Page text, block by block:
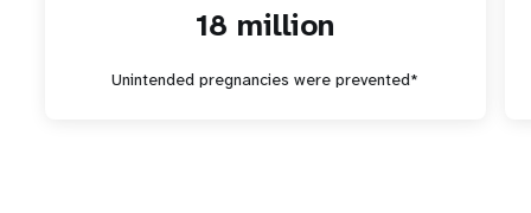
18 million
Unintended pregnancies were prevented*